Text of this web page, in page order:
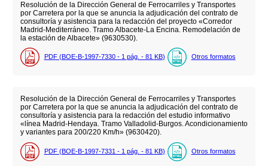
Resolución de la Dirección General de Ferrocarriles y Transportes
por Carretera por la que se anuncia la adjudicación del contrato de
consultoría y asistencia para la redacción del proyecto «Corredor
Madrid-Mediterráneo. Tramo Albacete-La Encina. Remodelación de
la estación de Albacete» (9630530).
PDF (BOE-B-1997-7330 - 1 pág. - 81 KB) Otros formatos
Resolución de la Dirección General de Ferrocarriles y Transportes
por Carretera por la que se anuncia la adjudicación del contrato de
consultoría y asistencia para la redacción del estudio informativo
«línea Madrid-Hendaya. Tramo Valladolid-Burgos. Acondicionamiento
y variantes para 200/220 Km/h» (9630420).
PDF (BOE-B-1997-7331 - 1 pág. - 81 KB) Otros formatos